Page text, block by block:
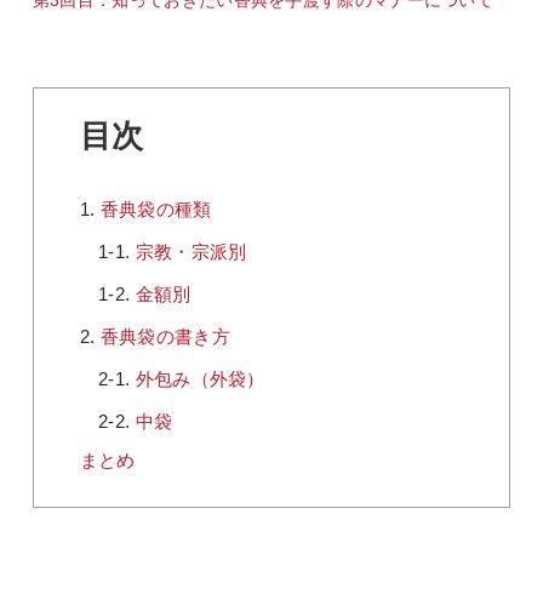
目次
香典袋の種類
宗教・宗派別
金額別
香典袋の書き方
外包み（外袋）
中袋
まとめ